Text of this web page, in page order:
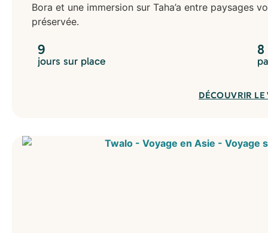
Bora et une immersion sur Taha’a entre paysages
préservée.
9
jours sur place
8
DÉCOUVRIR LE